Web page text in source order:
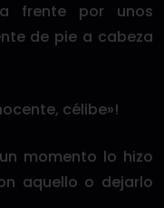
frente por unos
de pie a cabeza
célibe»!
momento lo hizo
aquello o dejarlo